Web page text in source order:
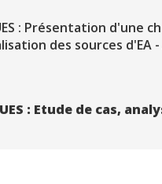
: Présentation d'une
des sources d'EA
: Etude de cas,